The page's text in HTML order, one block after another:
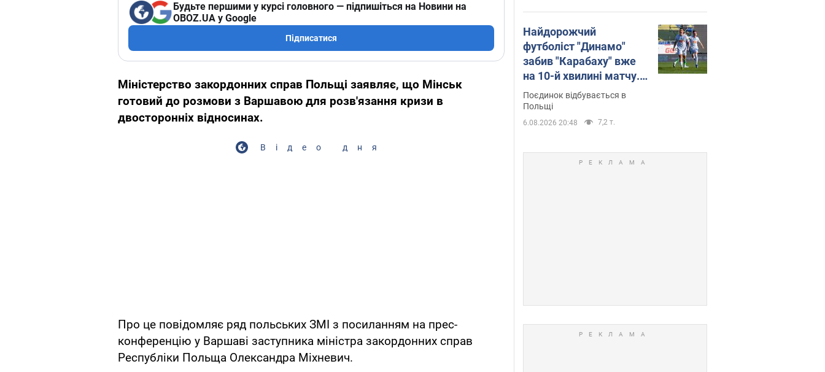
Будьте першими у курсі головного — підпишіться на Новини на
OBOZ.UA у Google
Підписатися
Міністерство закордонних справ Польщі заявляє, що Мінськ
готовий до розмови з Варшавою для розв'язання кризи в
двосторонніх відносинах.
Відео дня
Про це повідомляє ряд польських ЗМІ з посиланням на прес-
конференцію у Варшаві заступника міністра закордонних справ
Республіки Польща Олександра Міхневич.
Найдорожчий
футболіст "Динамо"
забив "Карабаху" вже
на 10-й хвилині матчу.
Відео
Поєдинок відбувається в
Польщі
6.08.2026 20:48 7,2 т.